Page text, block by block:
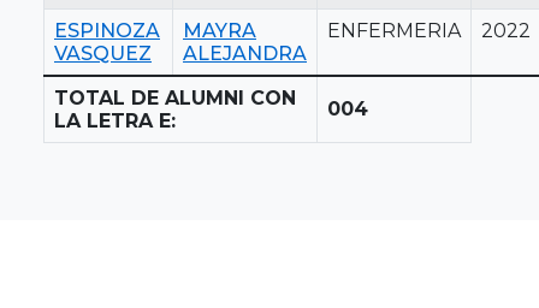
ESPINOZA
VASQUEZ
MAYRA
ALEJANDRA
ENFERMERIA 2022
TOTAL DE ALUMNI CON
LA LETRA E:
004